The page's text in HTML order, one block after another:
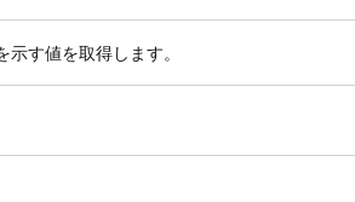
す値を取得します。